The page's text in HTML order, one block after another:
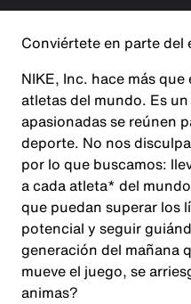
Conviértete en parte del
NIKE, Inc. hace más
atletas del mundo. Es
apasionadas se reúnen
deporte. No nos
por lo que buscamos:
a cada atleta* del
que puedan superar los
potencial y seguir
generación del mañana
mueve el juego, se
animas?